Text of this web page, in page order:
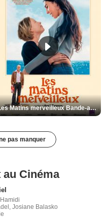
Les Matins merveilleux Bande-annonce VF
pas manquer
Cinéma
Josiane Balasko